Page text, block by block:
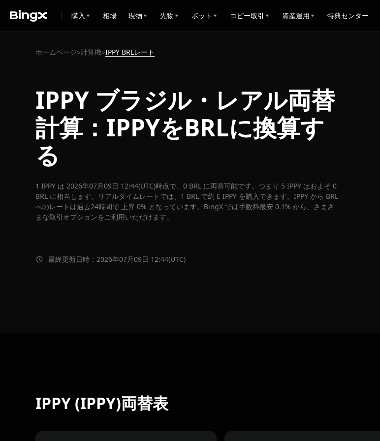
購入 相場 現物 先物 ボット コピー取引 資産運用 特典センター
ホームページ>計算機>IPPY BRLレート
IPPY ブラジル・レアル両替
計算：IPPYをBRLに換算す
る
1 IPPY は 2026年07月09日 12:44(UTC)時点で、0 BRL に両替可能です。つまり 5 IPPY はおよそ 0
BRL に相当します。リアルタイムレートでは、1 BRL で約 E IPPY を購入できます。IPPY から BRL
へのレートは過去24時間で 上昇 0% となっています。BingX では手数料最安 0.1% から、さまざ
まな取引オプションをご利用いただけます。
最終更新日時：2026年07月09日 12:44(UTC)
IPPY (IPPY)両替表